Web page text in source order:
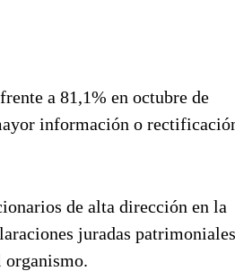
a 81,1% en octubre de
información o
de alta dirección en la
juradas patrimoniales
organismo.